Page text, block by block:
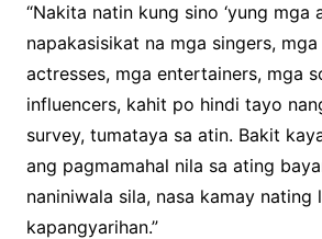
“Nakita natin kung sino ‘yung mga
napakasisikat na mga singers,
actresses, mga entertainers, mga
influencers, kahit po hindi tayo
survey, tumataya sa atin. Bakit
ang pagmamahal nila sa ating
naniniwala sila, nasa kamay nating
kapangyarihan.”